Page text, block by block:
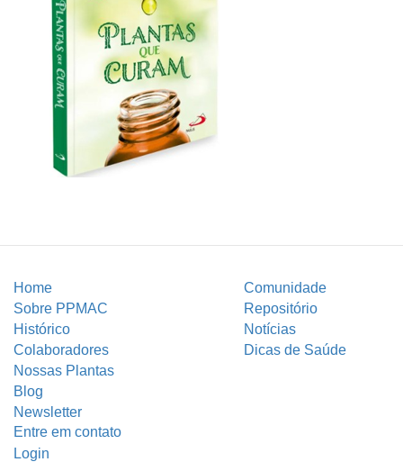
Home
Comunidade
Sobre PPMAC
Repositório
Histórico
Notícias
Colaboradores
Dicas de Saúde
Nossas Plantas
Blog
Newsletter
Entre em contato
Login